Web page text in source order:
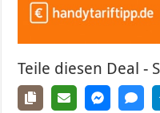
Teile diesen Deal -